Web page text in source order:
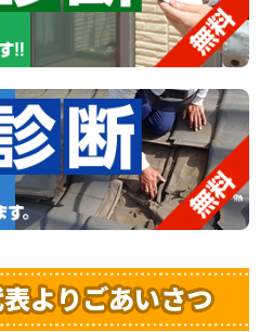
よりごあいさつ